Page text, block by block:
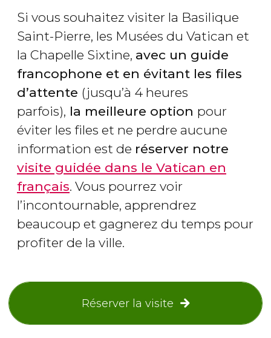
Si vous souhaitez visiter la Basilique
Saint-Pierre, les Musées du Vatican et
la Chapelle Sixtine, avec un guide
francophone et en évitant les files
d’attente (jusqu’à 4 heures
parfois), la meilleure option pour
éviter les files et ne perdre aucune
information est de réserver notre
visite guidée dans le Vatican en
français. Vous pourrez voir
l’incontournable, apprendrez
beaucoup et gagnerez du temps pour
profiter de la ville.
Réserver la visite